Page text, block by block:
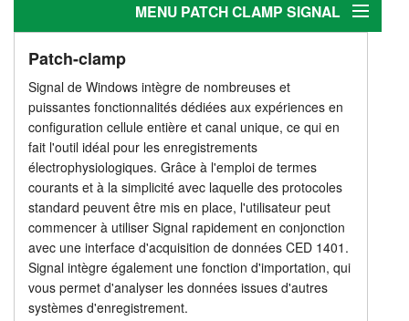
Produits
Tarifs
Téléchargements
Tutoriels
Revendeurs
MENU PATCH CLAMP SIGNAL
Génération de stimuli
Analyse
Analyse de canal unique
Patch-clamp
Signal de Windows intègre de nombreuses et
puissantes fonctionnalités dédiées aux expériences en
configuration cellule entière et canal unique, ce qui en
fait l'outil idéal pour les enregistrements
électrophysiologiques. Grâce à l'emploi de termes
courants et à la simplicité avec laquelle des protocoles
standard peuvent être mis en place, l'utilisateur peut
commencer à utiliser Signal rapidement en conjonction
avec une interface d'acquisition de données CED 1401.
Signal intègre également une fonction d'importation, qui
vous permet d'analyser les données issues d'autres
systèmes d'enregistrement.